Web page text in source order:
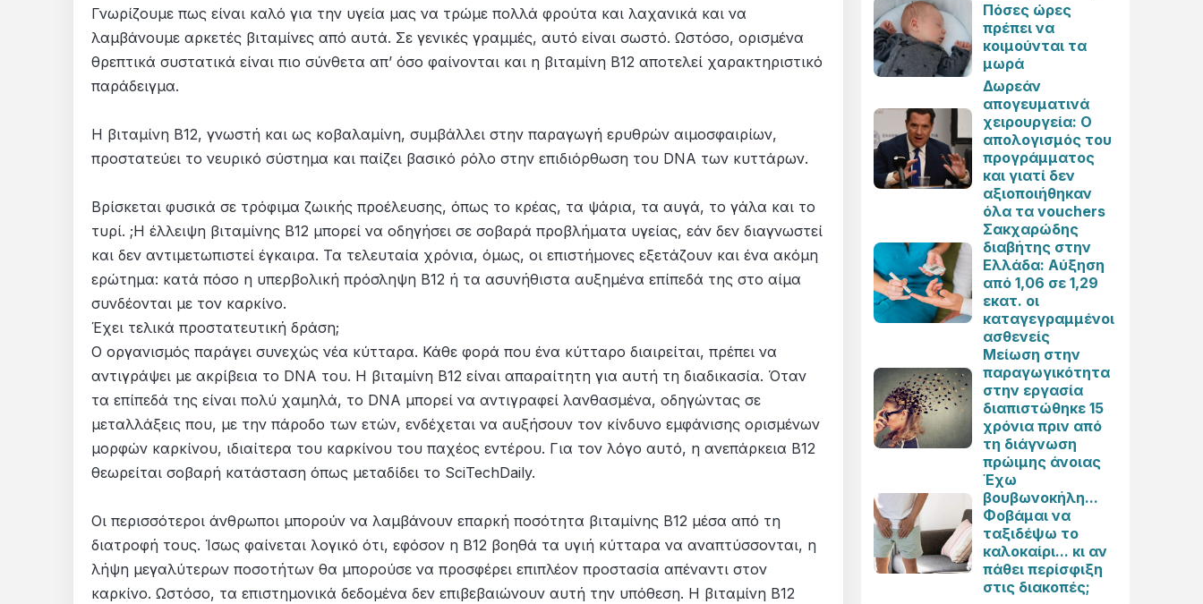
Γνωρίζουμε πως είναι καλό για την υγεία μας να τρώμε πολλά φρούτα και λαχανικά και να
λαμβάνουμε αρκετές βιταμίνες από αυτά. Σε γενικές γραμμές, αυτό είναι σωστό. Ωστόσο, ορισμένα
θρεπτικά συστατικά είναι πιο σύνθετα απ’ όσο φαίνονται και η βιταμίνη Β12 αποτελεί χαρακτηριστικό
παράδειγμα.
Η βιταμίνη Β12, γνωστή και ως κοβαλαμίνη, συμβάλλει στην παραγωγή ερυθρών αιμοσφαιρίων,
προστατεύει το νευρικό σύστημα και παίζει βασικό ρόλο στην επιδιόρθωση του DNA των κυττάρων.
Βρίσκεται φυσικά σε τρόφιμα ζωικής προέλευσης, όπως το κρέας, τα ψάρια, τα αυγά, το γάλα και το
τυρί. ;Η έλλειψη βιταμίνης Β12 μπορεί να οδηγήσει σε σοβαρά προβλήματα υγείας, εάν δεν διαγνωστεί
και δεν αντιμετωπιστεί έγκαιρα. Τα τελευταία χρόνια, όμως, οι επιστήμονες εξετάζουν και ένα ακόμη
ερώτημα: κατά πόσο η υπερβολική πρόσληψη Β12 ή τα ασυνήθιστα αυξημένα επίπεδά της στο αίμα
συνδέονται με τον καρκίνο.
Έχει τελικά προστατευτική δράση;
Ο οργανισμός παράγει συνεχώς νέα κύτταρα. Κάθε φορά που ένα κύτταρο διαιρείται, πρέπει να
αντιγράψει με ακρίβεια το DNA του. Η βιταμίνη Β12 είναι απαραίτητη για αυτή τη διαδικασία. Όταν
τα επίπεδά της είναι πολύ χαμηλά, το DNA μπορεί να αντιγραφεί λανθασμένα, οδηγώντας σε
μεταλλάξεις που, με την πάροδο των ετών, ενδέχεται να αυξήσουν τον κίνδυνο εμφάνισης ορισμένων
μορφών καρκίνου, ιδιαίτερα του καρκίνου του παχέος εντέρου. Για τον λόγο αυτό, η ανεπάρκεια Β12
θεωρείται σοβαρή κατάσταση όπως μεταδίδει το SciTechDaily.
Οι περισσότεροι άνθρωποι μπορούν να λαμβάνουν επαρκή ποσότητα βιταμίνης Β12 μέσα από τη
διατροφή τους. Ίσως φαίνεται λογικό ότι, εφόσον η Β12 βοηθά τα υγιή κύτταρα να αναπτύσσονται, η
λήψη μεγαλύτερων ποσοτήτων θα μπορούσε να προσφέρει επιπλέον προστασία απέναντι στον
καρκίνο. Ωστόσο, τα επιστημονικά δεδομένα δεν επιβεβαιώνουν αυτή την υπόθεση. Η βιταμίνη Β12
Πόσες ώρες
πρέπει να
κοιμούνται τα
μωρά
Δωρεάν
απογευματινά
χειρουργεία: Ο
απολογισμός του
προγράμματος
και γιατί δεν
αξιοποιήθηκαν
όλα τα vouchers
Σακχαρώδης
διαβήτης στην
Ελλάδα: Αύξηση
από 1,06 σε 1,29
εκατ. οι
καταγεγραμμένοι
ασθενείς
Μείωση στην
παραγωγικότητα
στην εργασία
διαπιστώθηκε 15
χρόνια πριν από
τη διάγνωση
πρώιμης άνοιας
Έχω
βουβωνοκήλη...
Φοβάμαι να
ταξιδέψω το
καλοκαίρι... κι αν
πάθει περίσφιξη
στις διακοπές;